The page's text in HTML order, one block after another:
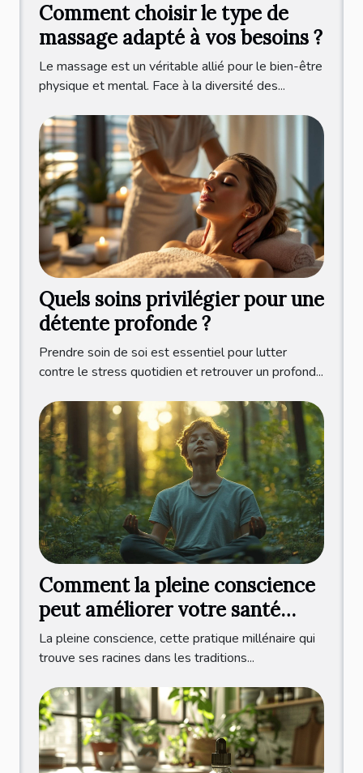
Comment choisir le type de
massage adapté à vos besoins ?
Le massage est un véritable allié pour le bien-être
physique et mental. Face à la diversité des...
Quels soins privilégier pour une
détente profonde ?
Prendre soin de soi est essentiel pour lutter
contre le stress quotidien et retrouver un profond...
Comment la pleine conscience
peut améliorer votre santé
mentale
La pleine conscience, cette pratique millénaire qui
trouve ses racines dans les traditions...